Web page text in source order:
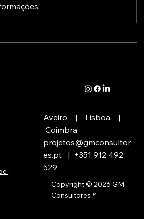
a preparar o pós-2027:
Aveiro | Lisboa |
Coimbra
projetos@gmconsultor
es.pt | +351912 492
529
Copyright © 2026 GM
Consultores™